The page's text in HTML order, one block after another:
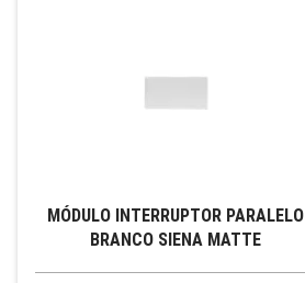
MÓDULO INTERRUPTOR PARALELO
BRANCO SIENA MATTE